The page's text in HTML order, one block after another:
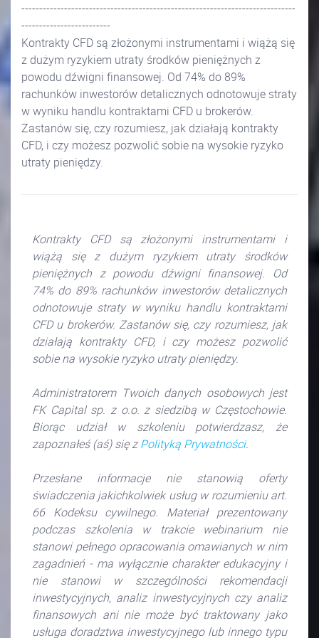
-----------------------------------------------------------------------------
-------------------------
Kontrakty CFD są złożonymi instrumentami i wiążą się
z dużym ryzykiem utraty środków pieniężnych z
powodu dźwigni finansowej. Od 74% do 89%
rachunków inwestorów detalicznych odnotowuje straty
w wyniku handlu kontraktami CFD u brokerów.
Zastanów się, czy rozumiesz, jak działają kontrakty
CFD, i czy możesz pozwolić sobie na wysokie ryzyko
utraty pieniędzy.
Kontrakty CFD są złożonymi instrumentami i
wiążą się z dużym ryzykiem utraty środków
pieniężnych z powodu dźwigni finansowej. Od
74% do 89% rachunków inwestorów detalicznych
odnotowuje straty w wyniku handlu kontraktami
CFD u brokerów. Zastanów się, czy rozumiesz, jak
działają kontrakty CFD, i czy możesz pozwolić
sobie na wysokie ryzyko utraty pieniędzy.
Administratorem Twoich danych osobowych jest
FK Capital sp. z o.o. z siedzibą w Częstochowie.
Biorąc udział w szkoleniu potwierdzasz, że
zapoznałeś (aś) się zPolityką Prywatności.
Przesłane informacje nie stanowią oferty
świadczenia jakichkolwiek usług w rozumieniu art.
66 Kodeksu cywilnego. Materiał prezentowany
podczas szkolenia w trakcie webinarium nie
stanowi pełnego opracowania omawianych w nim
zagadnień - ma wyłącznie charakter edukacyjny i
nie stanowi w szczególności rekomendacji
inwestycyjnych, analiz inwestycyjnych czy analiz
finansowych ani nie może być traktowany jako
usługa doradztwa inwestycyjnego lub innego typu